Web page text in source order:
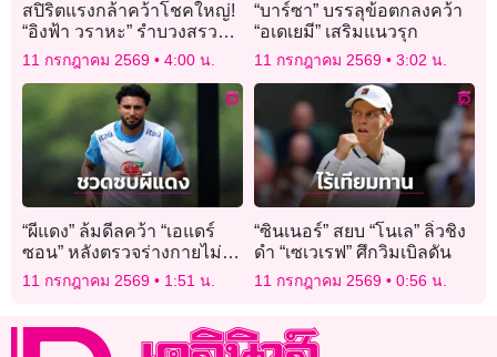
สปิริตแรงกล้าคว้าโชคใหญ่!
“อิงฟ้า วราหะ” รำบวงสรวง
พญาศรีสัตตนาคราชกลาง
สายฝน คอหวยแห่ส่อง “เลข
ธูป”
11 กรกฎาคม 2569 4:00 น.
“บาร์ซา” บรรลุข้อตกลงคว้า
“อเดเยมี” เสริมแนวรุก
11 กรกฎาคม 2569 3:02 น.
“ผีแดง” ล้มดีลคว้า “เอแดร์
ซอน” หลังตรวจร่างกายไม่
ผ่าน
11 กรกฎาคม 2569 1:51 น.
“ซินเนอร์” สยบ “โนเล” ลิ่วชิง
ดำ “เซเวเรฟ” ศึกวิมเบิลดัน
11 กรกฎาคม 2569 0:56 น.